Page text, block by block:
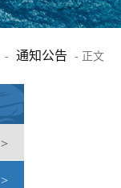
- 通知公告 - 正文
>
>